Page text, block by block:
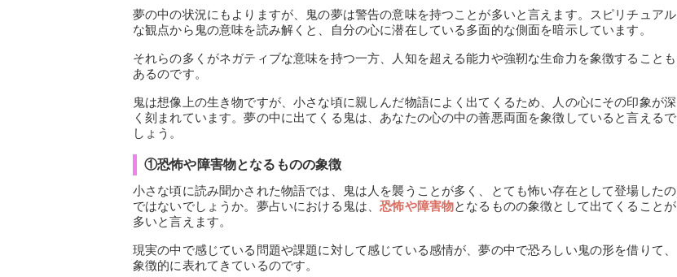
夢の中の状況にもよりますが、鬼の夢は警告の意味を持つことが多いと言えます。スピリチュアル
な観点から鬼の意味を読み解くと、自分の心に潜在している多面的な側面を暗示しています。
それらの多くがネガティブな意味を持つ一方、人知を超える能力や強靭な生命力を象徴することも
あるのです。
鬼は想像上の生き物ですが、小さな頃に親しんだ物語によく出てくるため、人の心にその印象が深
く刻まれています。夢の中に出てくる鬼は、あなたの心の中の善悪両面を象徴していると言えるで
しょう。
①恐怖や障害物となるものの象徴
小さな頃に読み聞かされた物語では、鬼は人を襲うことが多く、とても怖い存在として登場したの
ではないでしょうか。夢占いにおける鬼は、恐怖や障害物となるものの象徴として出てくることが
多いと言えます。
現実の中で感じている問題や課題に対して感じている感情が、夢の中で恐ろしい鬼の形を借りて、
象徴的に表れてきているのです。